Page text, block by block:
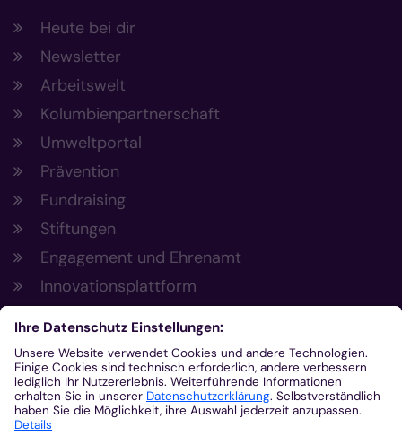
Heute bei dir
Newsletter
Arbeitswelt
Kolumbienpartnerschaft
Umweltportal
Prävention
Fundraising
Stiftungen
Engagement und Ehrenamt
Innovationsplattform
Aus der Plattform
Nachrichten
Veranstaltungen